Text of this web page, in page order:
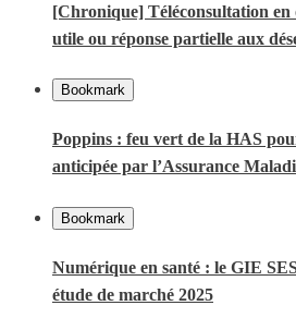
[Chronique] Téléconsultation en
utile ou réponse partielle aux
Bookmark
Poppins : feu vert de la HAS
anticipée par l’Assurance
Bookmark
Numérique en santé : le GIE
étude de marché 2025